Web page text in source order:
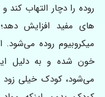
روده را دچار التهاب کند و
های مفید افزایش
میکروبیوم روده می‌شود.
خون شده و به دلیل
می‌شود، کودک خیلی زود